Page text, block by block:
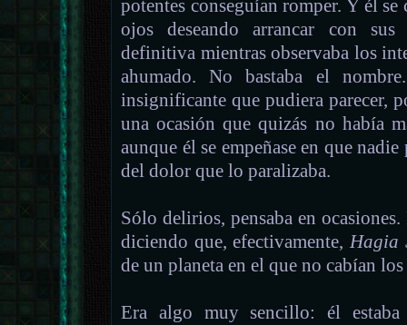
potentes conseguían romper. Y él
ojos deseando arrancar con
definitiva mientras observaba los
ahumado. No bastaba el
insignificante que pudiera parecer,
una ocasión que quizás no había
aunque él se empeñase en que
del dolor que lo paralizaba.
Sólo delirios, pensaba en
diciendo que, efectivamente,Hagia
de un planeta en el que no cabían
Era algo muy sencillo: él